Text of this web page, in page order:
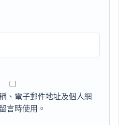
、電子郵件地址及個人網
言時使用。